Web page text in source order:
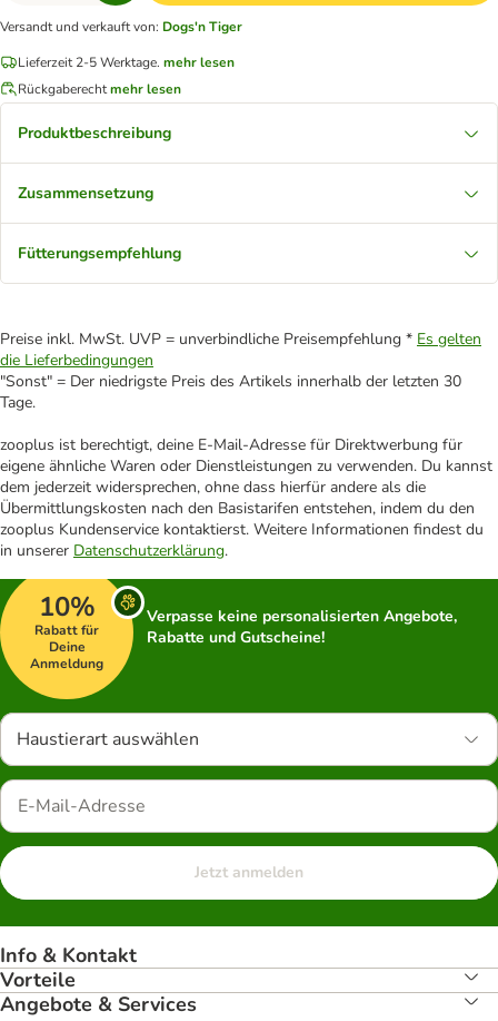
Versandt und verkauft von: Dogs'n Tiger
Lieferzeit 2-5 Werktage. mehr lesen
Rückgaberechtmehr lesen
Produktbeschreibung
Zusammensetzung
Fütterungsempfehlung
Preise inkl. MwSt. UVP = unverbindliche Preisempfehlung * Es gelten
die Lieferbedingungen
"Sonst" = Der niedrigste Preis des Artikels innerhalb der letzten 30
Tage.
zooplus ist berechtigt, deine E-Mail-Adresse für Direktwerbung für
eigene ähnliche Waren oder Dienstleistungen zu verwenden. Du kannst
dem jederzeit widersprechen, ohne dass hierfür andere als die
Übermittlungskosten nach den Basistarifen entstehen, indem du den
zooplus Kundenservice kontaktierst. Weitere Informationen findest du
in unserer Datenschutzerklärung.
10%
Rabatt für
Deine
Anmeldung
Verpasse keine personalisierten Angebote,
Rabatte und Gutscheine!
Haustierart auswählen
Jetzt anmelden
Info & Kontakt
Vorteile
Angebote & Services